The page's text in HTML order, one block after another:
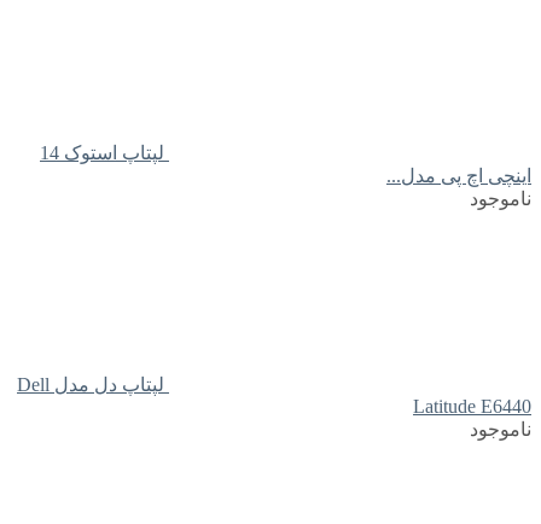
لپتاپ استوک 14
اینچی اچ پی مدل...
ناموجود
لپتاپ دل مدل Dell
Latitude E6440
ناموجود